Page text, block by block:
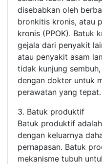
disebabkan oleh
bronkitis kronis, atau
kronis (PPOK). Batuk
gejala dari penyakit
atau penyakit asam
tidak kunjung
dengan dokter untuk
perawatan yang tepat.
3. Batuk produktif
Batuk produktif
dengan keluarnya
pernapasan. Batuk
mekanisme tubuh